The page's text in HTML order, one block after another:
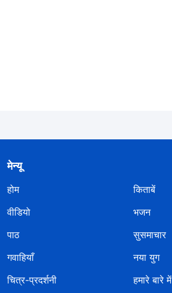
मेन्यू
होम
किताबें
वीडियो
भजन
पाठ
सुसमाचार
गवाहियाँ
नया युग
चित्र-प्रदर्शनी
हमारे बारे में